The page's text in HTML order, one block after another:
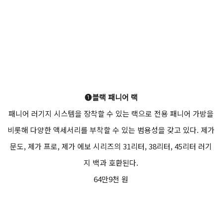
❶블랙 패니어 랙
패니어 러기지 시스템을 장착할 수 있는 랙으로 전용 패니어 가방을
비롯해 다양한 액세서리를 부착할 수 있는 범용성을 갖고 있다. 제가
문도, 제가 프로, 제가 에보 시리즈의 31리터, 38리터, 45리터 러기
지 백과 호환된다.
64만9천 원